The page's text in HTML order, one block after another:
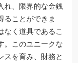
れ、限界的な金銭
ることができま
なく道具であるこ
。このユニークな
スを育み、財務と